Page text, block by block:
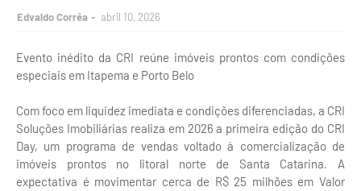
Edvaldo Corrêa abril 10, 2026
Evento inédito da CRI reúne imóveis prontos com condições
especiais em Itapema e Porto Belo
Com foco em liquidez imediata e condições diferenciadas, a CRI
Soluções Imobiliárias realiza em 2026 a primeira edição do CRI
Day, um programa de vendas voltado à comercialização de
imóveis prontos no litoral norte de Santa Catarina. A
expectativa é movimentar cerca de R$ 25 milhões em Valor